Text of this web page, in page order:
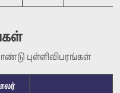
புள்ளிவிபரங்கள்